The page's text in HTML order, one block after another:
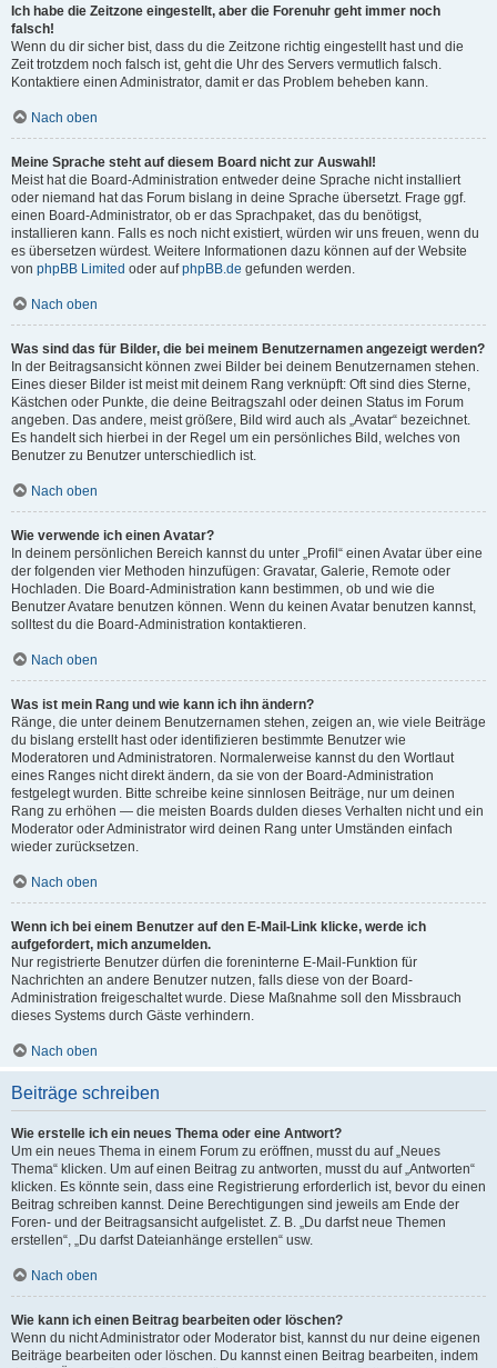
Ich habe die Zeitzone eingestellt, aber die Forenuhr geht immer noch
falsch!
Wenn du dir sicher bist, dass du die Zeitzone richtig eingestellt hast und die
Zeit trotzdem noch falsch ist, geht die Uhr des Servers vermutlich falsch.
Kontaktiere einen Administrator, damit er das Problem beheben kann.
Nach oben
Meine Sprache steht auf diesem Board nicht zur Auswahl!
Meist hat die Board-Administration entweder deine Sprache nicht installiert
oder niemand hat das Forum bislang in deine Sprache übersetzt. Frage ggf.
einen Board-Administrator, ob er das Sprachpaket, das du benötigst,
installieren kann. Falls es noch nicht existiert, würden wir uns freuen, wenn du
es übersetzen würdest. Weitere Informationen dazu können auf der Website
von phpBB Limited oder aufphpBB.de gefunden werden.
Nach oben
Was sind das für Bilder, die bei meinem Benutzernamen angezeigt werden?
In der Beitragsansicht können zwei Bilder bei deinem Benutzernamen stehen.
Eines dieser Bilder ist meist mit deinem Rang verknüpft: Oft sind dies Sterne,
Kästchen oder Punkte, die deine Beitragszahl oder deinen Status im Forum
angeben. Das andere, meist größere, Bild wird auch als „Avatar“ bezeichnet.
Es handelt sich hierbei in der Regel um ein persönliches Bild, welches von
Benutzer zu Benutzer unterschiedlich ist.
Nach oben
Wie verwende ich einen Avatar?
In deinem persönlichen Bereich kannst du unter „Profil“ einen Avatar über eine
der folgenden vier Methoden hinzufügen: Gravatar, Galerie, Remote oder
Hochladen. Die Board-Administration kann bestimmen, ob und wie die
Benutzer Avatare benutzen können. Wenn du keinen Avatar benutzen kannst,
solltest du die Board-Administration kontaktieren.
Nach oben
Was ist mein Rang und wie kann ich ihn ändern?
Ränge, die unter deinem Benutzernamen stehen, zeigen an, wie viele Beiträge
du bislang erstellt hast oder identifizieren bestimmte Benutzer wie
Moderatoren und Administratoren. Normalerweise kannst du den Wortlaut
eines Ranges nicht direkt ändern, da sie von der Board-Administration
festgelegt wurden. Bitte schreibe keine sinnlosen Beiträge, nur um deinen
Rang zu erhöhen — die meisten Boards dulden dieses Verhalten nicht und ein
Moderator oder Administrator wird deinen Rang unter Umständen einfach
wieder zurücksetzen.
Nach oben
Wenn ich bei einem Benutzer auf den E-Mail-Link klicke, werde ich
aufgefordert, mich anzumelden.
Nur registrierte Benutzer dürfen die foreninterne E-Mail-Funktion für
Nachrichten an andere Benutzer nutzen, falls diese von der Board-
Administration freigeschaltet wurde. Diese Maßnahme soll den Missbrauch
dieses Systems durch Gäste verhindern.
Nach oben
Beiträge schreiben
Wie erstelle ich ein neues Thema oder eine Antwort?
Um ein neues Thema in einem Forum zu eröffnen, musst du auf „Neues
Thema“ klicken. Um auf einen Beitrag zu antworten, musst du auf „Antworten“
klicken. Es könnte sein, dass eine Registrierung erforderlich ist, bevor du einen
Beitrag schreiben kannst. Deine Berechtigungen sind jeweils am Ende der
Foren- und der Beitragsansicht aufgelistet. Z. B. „Du darfst neue Themen
erstellen“, „Du darfst Dateianhänge erstellen“ usw.
Nach oben
Wie kann ich einen Beitrag bearbeiten oder löschen?
Wenn du nicht Administrator oder Moderator bist, kannst du nur deine eigenen
Beiträge bearbeiten oder löschen. Du kannst einen Beitrag bearbeiten, indem